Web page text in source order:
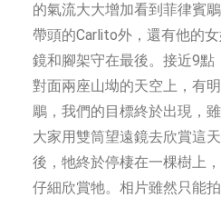
的氣流大大增加看到菲律賓
帶頭的Carlito外，還有他的
鏡和腳架守在最後。接近9點
對面兩座山坳的天空上，有
鵰，我們的目標終於出現，
大家用雙筒望遠鏡去欣賞這
後，牠終於停棲在一棵樹上
仔細欣賞牠。相片雖然只能